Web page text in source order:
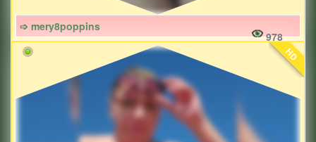
➩ mery8poppins
978
HD